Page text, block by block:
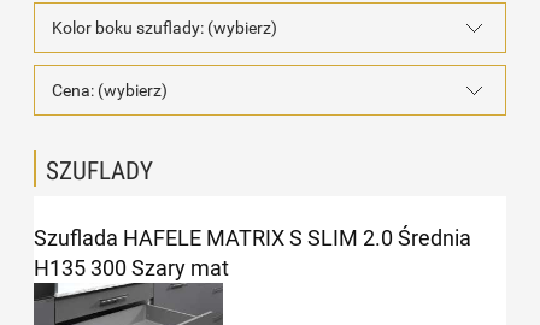
Kolor boku szuflady: (wybierz)
Cena: (wybierz)
SZUFLADY
Szuflada HAFELE MATRIX S SLIM 2.0 Średnia
H135 300 Szary mat